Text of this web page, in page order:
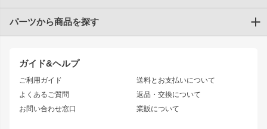
ガイド&ヘルプ
ご利用ガイド
よくあるご質問
お問い合わせ窓口
送料とお支払いについて
返品・交換について
業販について
トヨタ
JZX90 CHASER
JZX110 MARK II
JZX100 MARK II
JZX90 MARK II
アリスト
ソアラ
アルテッツァ
パーツから商品を探す
エアロシリーズ
ドリフトライン
風神
雷神
レーシングライン
アタックライン
ストリームライン